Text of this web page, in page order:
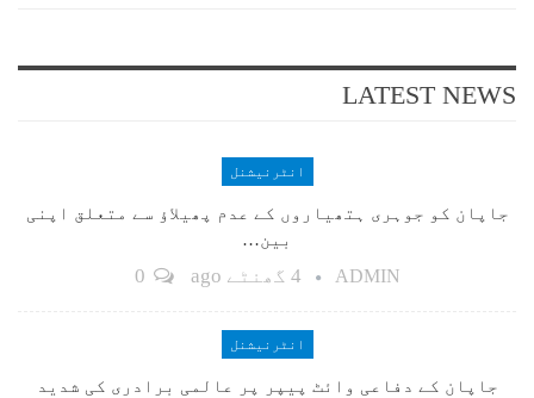
LATEST NEWS
انٹرنیشنل
جاپان کو جوہری ہتھیاروں کے عدم پھیلاؤ سے متعلق اپنی
بین…
ADMIN 4 گھنٹے ago
انٹرنیشنل
جاپان کے دفاعی وائٹ پیپر پر عالمی برادری کی شدید